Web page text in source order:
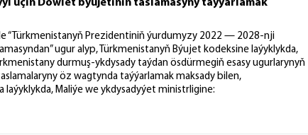
üçin Döwlet býujetiniň taslamasyny taýýarlamak
“Türkmenistanyň Prezidentiniň ýurdumyzy 2022 — 2028-nji
ugur alyp, Türkmenistanyň Býujet kodeksine laýyklykda,
durmuş-ykdysady taýdan ösdürmegiň esasy ugurlarynyň
öz wagtynda taýýarlamak maksady bilen,
laýyklykda, Maliýe we ykdysadyýet ministrligine: